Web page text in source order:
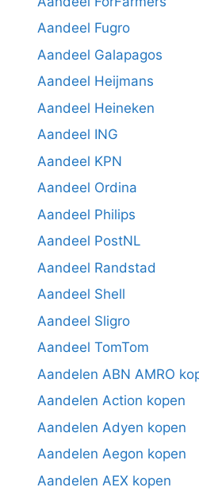
Aandeel Fugro
Aandeel Galapagos
Aandeel Heijmans
Aandeel Heineken
Aandeel ING
Aandeel KPN
Aandeel Ordina
Aandeel Philips
Aandeel PostNL
Aandeel Randstad
Aandeel Shell
Aandeel Sligro
Aandeel TomTom
Aandelen ABN AMRO
Aandelen Action kopen
Aandelen Adyen kopen
Aandelen Aegon kopen
Aandelen AEX kopen